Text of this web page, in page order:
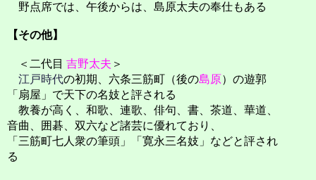
野点席では、午後からは、島原太夫の奉仕もある
【その他】
＜二代目 吉野太夫 ＞
江戸時代の初期、六条三筋町（後の島原）の遊郭
「扇屋」で天下の名妓と評される
教養が高く、和歌、連歌、俳句、書、茶道、華道、
音曲、囲碁、双六など諸芸に優れており、
「三筋町七人衆の筆頭」「寛永三名妓」などと評され
る